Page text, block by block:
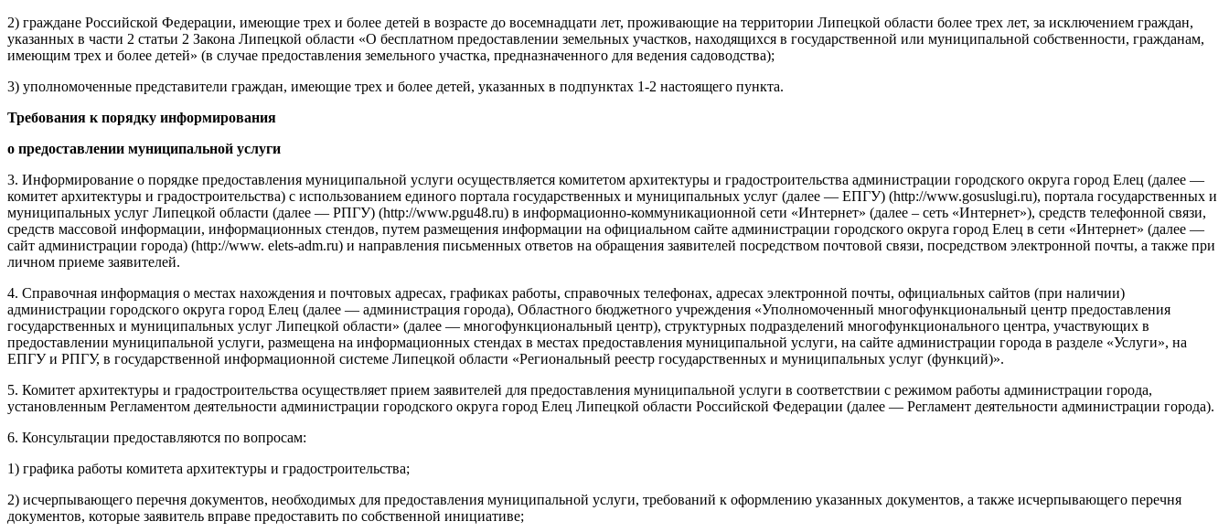
2) граждане Российской Федерации, имеющие трех и более детей в возрасте до восемнадцати лет, проживающие на территории Липецкой области более трех лет, за исключением граждан,
указанных в части 2 статьи 2 Закона Липецкой области «О бесплатном предоставлении земельных участков, находящихся в государственной или муниципальной собственности, гражданам,
имеющим трех и более детей» (в случае предоставления земельного участка, предназначенного для ведения садоводства);
3) уполномоченные представители граждан, имеющие трех и более детей, указанных в подпунктах 1-2 настоящего пункта.
Требования к порядку информирования
о предоставлении муниципальной услуги
3. Информирование о порядке предоставления муниципальной услуги осуществляется комитетом архитектуры и градостроительства администрации городского округа город Елец (далее —
комитет архитектуры и градостроительства) с использованием единого портала государственных и муниципальных услуг (далее — ЕПГУ) (http://www.gosuslugi.ru), портала государственных и
муниципальных услуг Липецкой области (далее — РПГУ) (http://www.pgu48.ru) в информационно-коммуникационной сети «Интернет» (далее – сеть «Интернет»), средств телефонной связи,
средств массовой информации, информационных стендов, путем размещения информации на официальном сайте администрации городского округа город Елец в сети «Интернет» (далее —
сайт администрации города) (http://www. elets-adm.ru) и направления письменных ответов на обращения заявителей посредством почтовой связи, посредством электронной почты, а также при
личном приеме заявителей.
4. Справочная информация о местах нахождения и почтовых адресах, графиках работы, справочных телефонах, адресах электронной почты, официальных сайтов (при наличии)
администрации городского округа город Елец (далее — администрация города), Областного бюджетного учреждения «Уполномоченный многофункциональный центр предоставления
государственных и муниципальных услуг Липецкой области» (далее — многофункциональный центр), структурных подразделений многофункционального центра, участвующих в
предоставлении муниципальной услуги, размещена на информационных стендах в местах предоставления муниципальной услуги, на сайте администрации города в разделе «Услуги», на
ЕПГУ и РПГУ, в государственной информационной системе Липецкой области «Региональный реестр государственных и муниципальных услуг (функций)».
5. Комитет архитектуры и градостроительства осуществляет прием заявителей для предоставления муниципальной услуги в соответствии с режимом работы администрации города,
установленным Регламентом деятельности администрации городского округа город Елец Липецкой области Российской Федерации (далее — Регламент деятельности администрации города).
6. Консультации предоставляются по вопросам:
1) графика работы комитета архитектуры и градостроительства;
2) исчерпывающего перечня документов, необходимых для предоставления муниципальной услуги, требований к оформлению указанных документов, а также исчерпывающего перечня
документов, которые заявитель вправе предоставить по собственной инициативе;